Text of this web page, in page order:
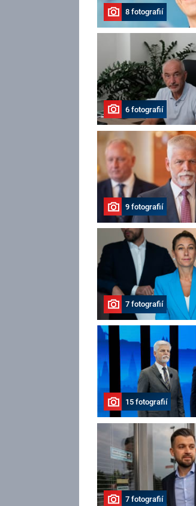
8 fotografií
6 fotografií
9 fotografií
7 fotografií
15 fotografií
7 fotografií